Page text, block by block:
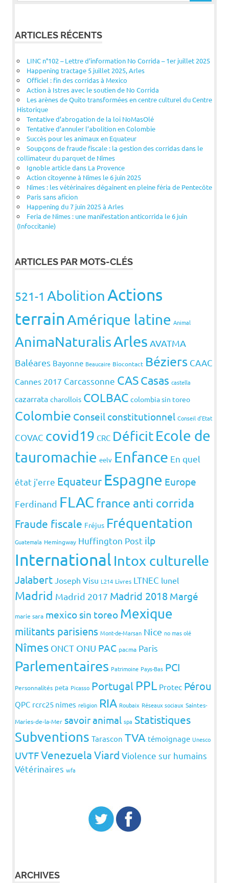
ARTICLES RÉCENTS
LINC n°102 – Lettre d’information No Corrida – 1er juillet 2025
Happening tractage 5 juillet 2025, Arles
Officiel : fin des corridas à Mexico
Action à Istres avec le soutien de No Corrida
Les arènes de Quito transformées en centre culturel du Centre
Historique
Tentative d’abrogation de la loi NoMasOlé
Tentative d’annuler l’abolition en Colombie
Succès pour les animaux en Equateur
Soupçons de fraude fiscale : la gestion des corridas dans le
collimateur du parquet de Nîmes
Ignoble article dans La Provence
Action citoyenne à Nîmes le 6 juin 2025
Nîmes : les vétérinaires dégainent en pleine féria de Pentecôte
Paris sans aficion
Happening du 7 juin 2025 à Arles
Feria de Nîmes : une manifestation anticorrida le 6 juin
(Infoccitanie)
ARTICLES PAR MOTS-CLÉS
521-1 AbolitionActions
terrainAmérique latine Animal
AnimaNaturalisArles AVATMA
Baléares Bayonne Beaucaire Biocontact Béziers CAAC
Cannes 2017 Carcassonne CASCasas castella
cazarrata charollois COLBAC colombia sin toreo
Colombie Conseil constitutionnel Conseil d'Etat
COVAC covid19 CRC DéficitEcole de
tauromachie eelv Enfance En quel
état j'erre Equateur Espagne Europe
Ferdinand FLAC france anti corrida
Fraude fiscale Fréjus Fréquentation
Guatemala Hemingway Huffington Post ilp
International Intox culturelle
Jalabert Joseph Visu L214 Livres LTNEC lunel
Madrid Madrid 2017 Madrid 2018 Margé
marie sara mexico sin toreo Mexique
militants parisiens Mont-de-Marsan Nice no mas olé
Nîmes ONCT ONU PAC pacma Paris
Parlementaires Patrimoine Pays-Bas PCI
Personnalités peta Picasso Portugal PPL Protec Pérou
QPC rcrc25 nimes religion RIA Roubaix Réseaux sociaux Saintes-
Maries-de-la-Mer savoir animal spa Statistiques
Subventions Tarascon TVA témoignage Unesco
UVTFVenezuelaViard Violence sur humains
Vétérinaires wfa
ARCHIVES